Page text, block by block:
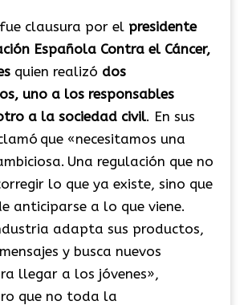
clausura por el presidente
Española Contra el Cáncer,
quien realizó dos
uno a los responsables
a la sociedad civil. En sus
que «necesitamos una
Una regulación que no
lo que ya existe, sino que
anticiparse a lo que viene.
adapta sus productos,
y busca nuevos
llegar a los jóvenes»,
que no toda la